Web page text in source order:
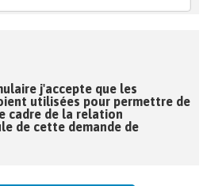
j'accepte que les
utilisées pour permettre de
cadre de la relation
de cette demande de